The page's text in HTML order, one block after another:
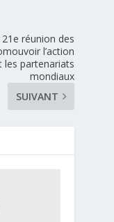
réunion des
l’action
partenariats
mondiaux
SUIVANT